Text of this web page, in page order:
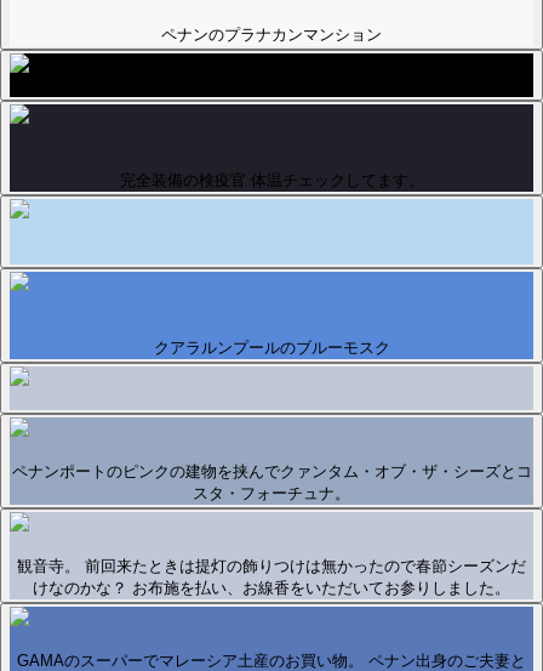
ペナンのプラナカンマンション
完全装備の検疫官 体温チェックしてます。
クアラルンプールのブルーモスク
ペナンポートのピンクの建物を挟んでクァンタム・オブ・ザ・シーズとコ
スタ・フォーチュナ。
観音寺。 前回来たときは提灯の飾りつけは無かったので春節シーズンだ
けなのかな？ お布施を払い、お線香をいただいてお参りしました。
GAMAのスーパーでマレーシア土産のお買い物。 ペナン出身のご夫妻と